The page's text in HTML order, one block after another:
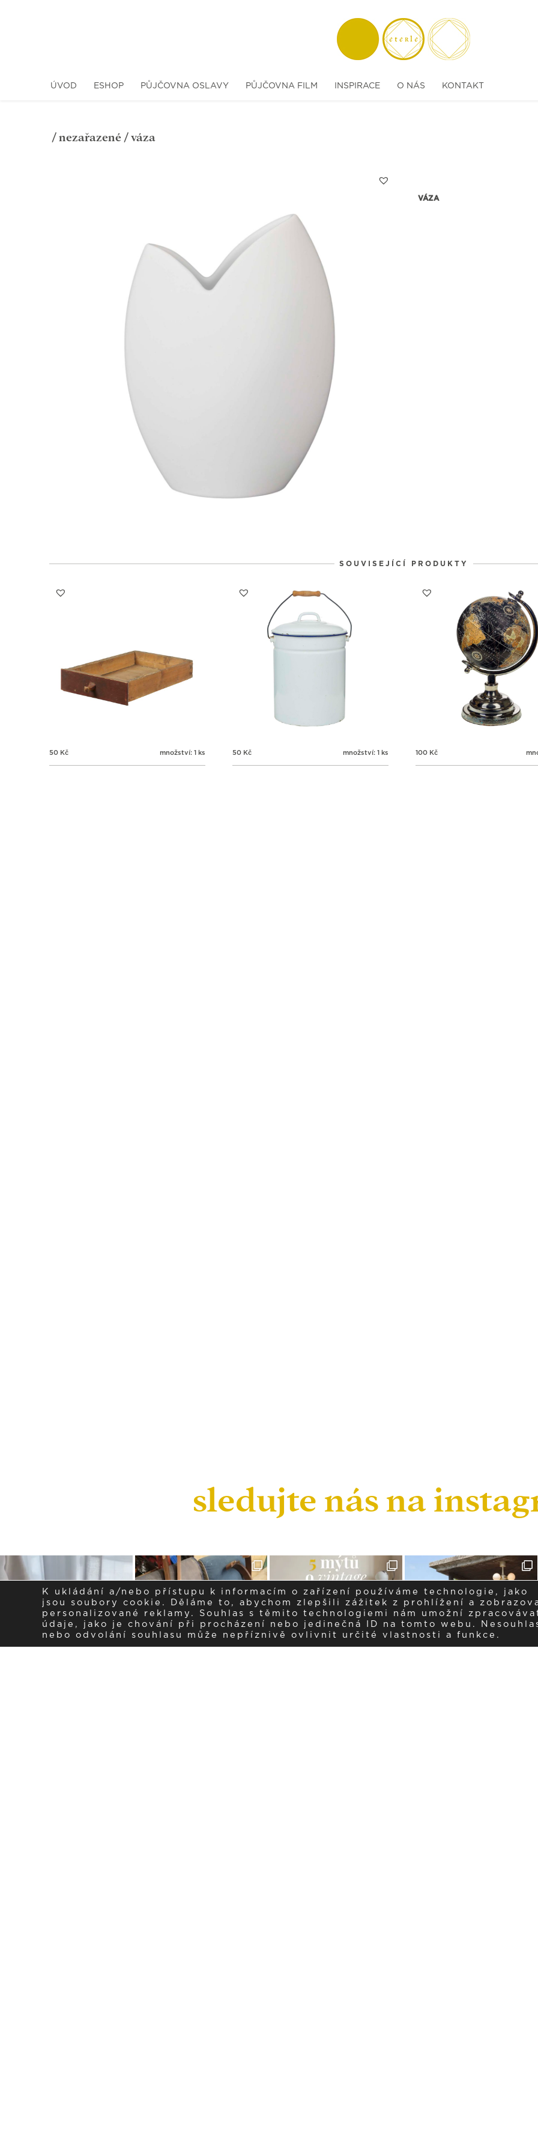
ÚVOD ESHOP PŮJČOVNA OSLAVY PŮJČOVNA FILM INSPIRACE O NÁS KONTAKT
/ nezařazené / váza
VÁZA
SOUVISEJÍCÍ PRODUKTY
50 Kč množství: 1 ks 50 Kč množství: 1 ks 100 Kč
sledujte nás na
K ukládání a/nebo přístupu k informacím o zařízení používáme technologie, jako
jsou soubory cookie. Děláme to, abychom zlepšili zážitek z prohlížení a
personalizované reklamy. Souhlas s těmito technologiemi nám umožní
údaje, jako je chování při procházení nebo jedinečná ID na tomto webu.
nebo odvolání souhlasu může nepříznivě ovlivnit určité vlastnosti a funkce.